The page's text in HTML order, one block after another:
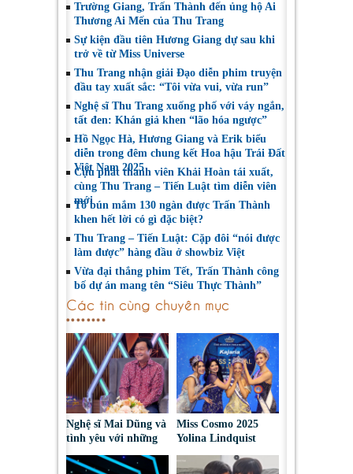
Trường Giang, Trấn Thành đến ủng hộ Ai
Thương Ai Mến của Thu Trang
Sự kiện đầu tiên Hương Giang dự sau khi
trở về từ Miss Universe
Thu Trang nhận giải Đạo diễn phim truyện
đầu tay xuất sắc: “Tôi vừa vui, vừa run”
Nghệ sĩ Thu Trang xuống phố với váy ngắn,
tất đen: Khán giả khen “lão hóa ngược”
Hồ Ngọc Hà, Hương Giang và Erik biểu
diễn trong đêm chung kết Hoa hậu Trái Đất
Việt Nam 2025
Cựu phát thanh viên Khải Hoàn tái xuất,
cùng Thu Trang – Tiến Luật tìm diễn viên
mới
Tô bún mắm 130 ngàn được Trấn Thành
khen hết lời có gì đặc biệt?
Thu Trang – Tiến Luật: Cặp đôi “nói được
làm được” hàng đầu ở showbiz Việt
Vừa đại thắng phim Tết, Trấn Thành công
bố dự án mang tên “Siêu Thực Thành”
Các tin cùng chuyên mục
Nghệ sĩ Mai Dũng và
tình yêu với những
“vai ác dễ thương”
Miss Cosmo 2025
Yolina Lindquist
‘công du’ Nepal, tìm
đại diện mới tranh